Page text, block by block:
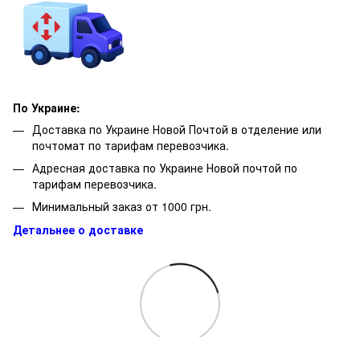
По Украине:
Доставка по Украине Новой Почтой в отделение или
почтомат по тарифам перевозчика.
Адресная доставка по Украине Новой почтой по
тарифам перевозчика.
Минимальный заказ от 1000 грн.
Детальнее о доставке